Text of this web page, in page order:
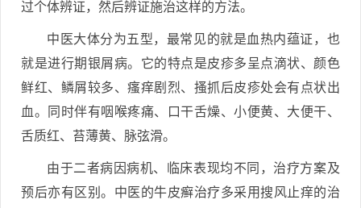
过个体辨证，然后辨证施治这样的方法。
中医大体分为五型，最常见的就是血热内蕴证，也
就是进行期银屑病。它的特点是皮疹多呈点滴状、颜色
鲜红、鳞屑较多、瘙痒剧烈、搔抓后皮疹处会有点状出
血。同时伴有咽喉疼痛、口干舌燥、小便黄、大便干、
舌质红、苔薄黄、脉弦滑。
由于二者病因病机、临床表现均不同，治疗方案及
预后亦有区别。中医的牛皮癣治疗多采用搜风止痒的治